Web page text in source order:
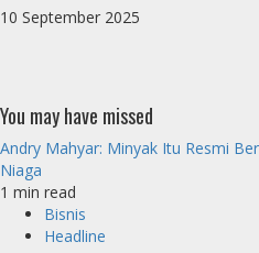
10 September 2025
You may have missed
Andry Mahyar: Minyak Itu Resmi
Niaga
1 min read
Bisnis
Headline